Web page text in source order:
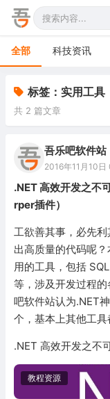
全部 科技资讯
办公软件
网络软件
图形图像
游戏娱乐
安全防御
系统下载
系统工具
手机软件
电视软件
车机软件
标签：实用工具
共 2 篇文章
吾乐吧软件站
2016年11月10日
.NET 高效开发之不
rper插件）
工欲善其事，必先
出高质量的代码呢
用的工具，包括
等，涉及开发过程
吧软件站认为.NET
个，基本上其他工具
.NET 高效开发之不
教程资源